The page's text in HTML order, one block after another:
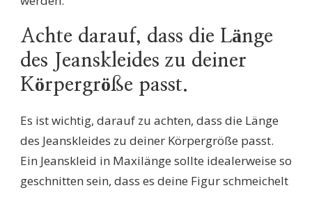
Achte darauf, dass die Länge
des Jeanskleides zu deiner
Körpergröße passt.
Es ist wichtig, darauf zu achten, dass die Länge
des Jeanskleides zu deiner Körpergröße passt.
Ein Jeanskleid in Maxilänge sollte idealerweise so
geschnitten sein, dass es deine Figur schmeichelt